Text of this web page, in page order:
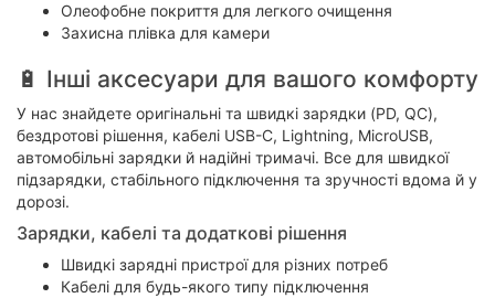
Олеофобне покриття для легкого очищення
Захисна плівка для камери
🔋 Інші аксесуари для вашого комфорту
У нас знайдете оригінальні та швидкі зарядки (PD, QC),
бездротові рішення, кабелі USB-C, Lightning, MicroUSB,
автомобільні зарядки й надійні тримачі. Все для швидкої
підзарядки, стабільного підключення та зручності вдома й у
дорозі.
Зарядки, кабелі та додаткові рішення
Швидкі зарядні пристрої для різних потреб
Кабелі для будь-якого типу підключення